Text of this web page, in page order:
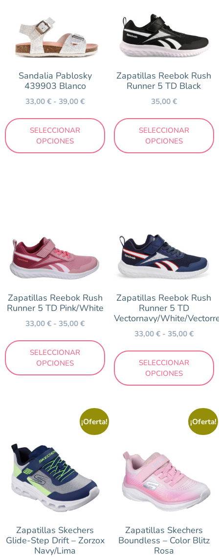
Sandalia Pablosky
439903 Blanco
33,00€ - 39,00€
SELECCIONAR
OPCIONES
Zapatillas Reebok Rush
Runner 5 TD Black
35,00€
SELECCIONAR
OPCIONES
Zapatillas Reebok Rush
Runner 5 TD Pink/White
33,00€ - 35,00€
SELECCIONAR
OPCIONES
Zapatillas Reebok Rush
Runner 5 TD
Vectornavy/White/
33,00€ - 35,00€
SELECCIONAR
OPCIONES
¡Oferta!
Zapatillas Skechers
Glide-Step Drift – Zorzox
Navy/Lima
¡Oferta!
Zapatillas Skechers
Boundless – Color Blitz
Rosa